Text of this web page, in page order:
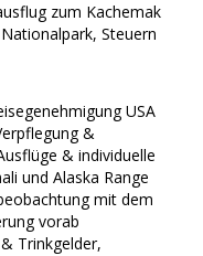
zum Kachemak
Steuern
USA
&
& individuelle
und Alaska Range
mit dem
vorab
Trinkgelder,